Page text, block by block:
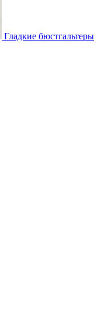
Гладкие бюстгальтеры